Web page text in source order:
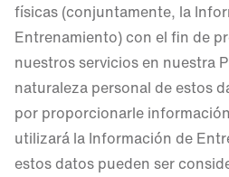
físicas (conjuntamente, la
Entrenamiento) con el fin de
nuestros servicios en nuestra
naturaleza personal de estos
por proporcionarle
utilizará la Información de
estos datos pueden ser